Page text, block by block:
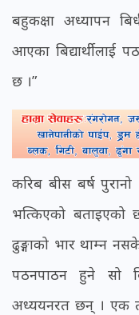
बहुकक्षा अध्यापन
आएका बिद्यार्थीलाई
छ ।”
करिब बीस बर्ष
भत्किएको बताइएको
ढुङ्गाको भार थाम्न
पठनपाठन हुने सो
अध्ययनरत छन् । एक